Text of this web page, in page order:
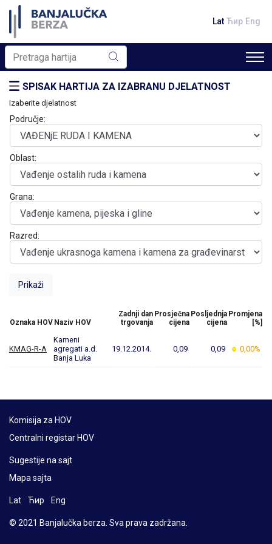
Lat Ћир Eng
SPISAK HARTIJA ZA IZABRANU DJELATNOST
Izaberite djelatnost
Područje:
Oblast:
Grana:
Razred:
Oznaka HOV Naziv HOV
Zadnji dan
trgovanja
Prosječna
cijena
Posljednja
cijena
Promjena
[%]
KMAG-R-A
Kameni
agregati a.d.
Banja Luka
19.12.2014. 0,09 0,09 0,00%
Komisija za HOV
Centralni registar HOV
Sugestije na sajt
Mapa sajta
Lat Ћир Eng
© 2021 Banjalučka berza. Sva prava zadržana.